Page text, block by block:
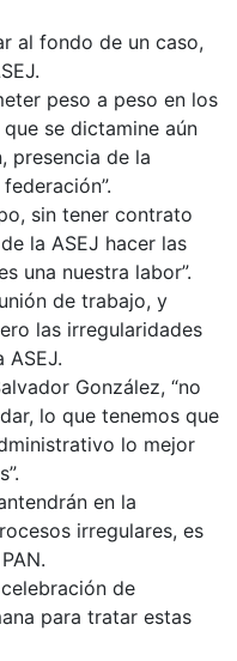
al fondo de un caso,
peso a peso en los
se dictamine aún
presencia de la
sin tener contrato
la ASEJ hacer las
una nuestra labor”.
de trabajo, y
las irregularidades
ASEJ.
González, “no
lo que tenemos que
lo mejor
en la
irregulares, es
de
para tratar estas